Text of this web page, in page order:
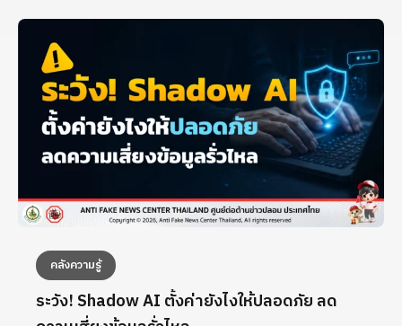
คลังความรู้
ระวัง! Shadow AI ตั้งค่ายังไงให้ปลอดภัย ลด